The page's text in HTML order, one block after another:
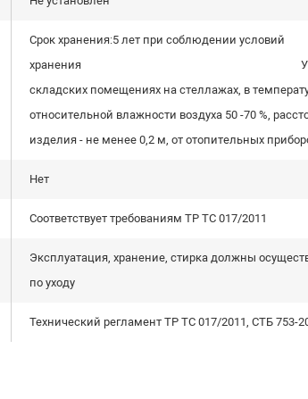
Срок хранения:5 лет при соблюдении условий
хранения Условия
складских помещениях на стеллажах, в
относительной влажности воздуха 50 -70 %,
изделия - не менее 0,2 м, от отопительных
Нет
Соответствует требованиям ТР ТС 017/2011
Эксплуатация, хранение, стирка должны
по уходу
Технический регламент ТР ТС 017/2011, СТБ 753-